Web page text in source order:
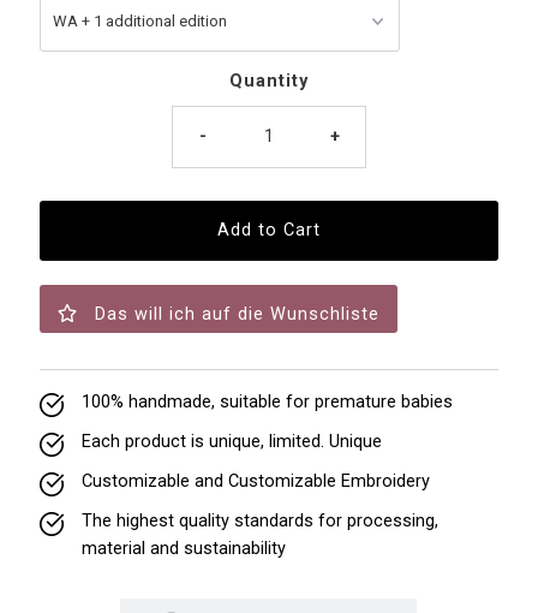
Quantity
- +
Das will ich auf die Wunschliste
100% handmade, suitable for premature babies
Each product is unique, limited. Unique
Customizable and Customizable Embroidery
The highest quality standards for processing,
material and sustainability